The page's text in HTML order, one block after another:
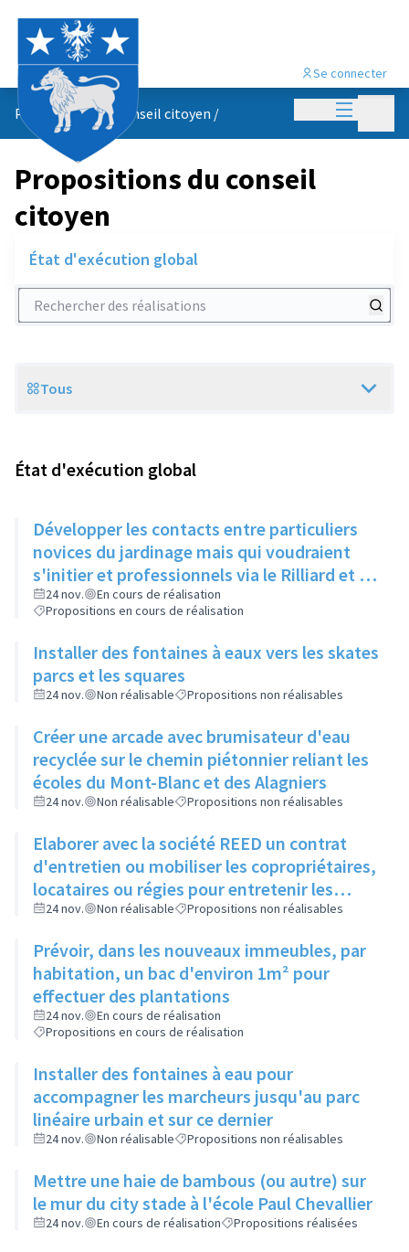
Menu
Se connecter
Propositions du conseil citoyen /
Propositions du conseil
citoyen
État d'exécution global
Rechercher des réalisations
Scope
Tous
État d'exécution global
Développer les contacts entre particuliers
novices du jardinage mais qui voudraient
s'initier et professionnels via le Rilliard et la
Maison de la Vie Locale
24 nov.
En cours de réalisation
Propositions en cours de réalisation
Installer des fontaines à eaux vers les skates
parcs et les squares
24 nov. Non réalisable Propositions non réalisables
Créer une arcade avec brumisateur d'eau
recyclée sur le chemin piétonnier reliant les
écoles du Mont-Blanc et des Alagniers
24 nov. Non réalisable Propositions non réalisables
Elaborer avec la société REED un contrat
d'entretien ou mobiliser les copropriétaires,
locataires ou régies pour entretenir les
espaces verts entre bâtiments
24 nov. Non réalisable Propositions non réalisables
Prévoir, dans les nouveaux immeubles, par
habitation, un bac d'environ 1m² pour
effectuer des plantations
24 nov.
En cours de réalisation
Propositions en cours de réalisation
Installer des fontaines à eau pour
accompagner les marcheurs jusqu'au parc
linéaire urbain et sur ce dernier
24 nov. Non réalisable Propositions non réalisables
Mettre une haie de bambous (ou autre) sur
le mur du city stade à l'école Paul Chevallier
24 nov. En cours de réalisation Propositions réalisées